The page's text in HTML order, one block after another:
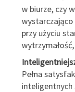
w biurze, czy
wystarczająco
przy użyciu
Pełna